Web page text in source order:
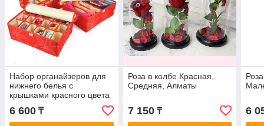
Набор органайзеров для
нижнего белья с
крышками красного цвета
(№90), Алматы
6 600 ₸
Роза в колбе Красная,
Средняя, Алматы
7 150₸ 6